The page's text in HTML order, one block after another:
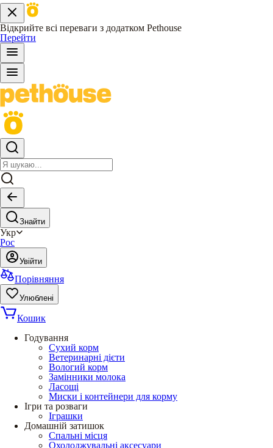
Відкрийте всі переваги з додатком Pethouse
Перейти
Знайти
Укр
Рос
Увійти
Порівняння
Улюблені
Кошик
Годування
Сухий корм
Ветеринарні дієти
Вологий корм
Замінники молока
Ласощі
Миски і контейнери для корму
Ігри та розваги
Іграшки
Домашній затишок
Спальні місця
Охолоджувальні аксесуари